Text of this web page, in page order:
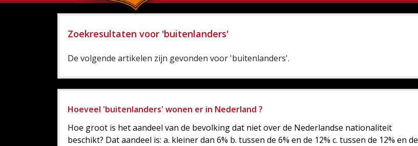
Zoekresultaten voor 'buitenlanders'
De volgende artikelen zijn gevonden voor 'buitenlanders'.
Hoeveel 'buitenlanders' wonen er in Nederland ?
Hoe groot is het aandeel van de bevolking dat niet over de Nederlandse nationaliteit
beschikt? Dat aandeel is: a. kleiner dan 6% b. tussen de 6% en de 12% c. tussen de 12% en de